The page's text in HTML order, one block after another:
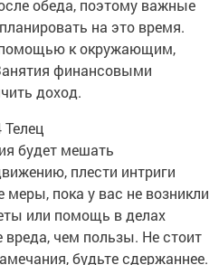
обеда, поэтому важные
на это время.
к окружающим,
финансовыми
доход.
будет мешать
плести интриги
пока у вас не возникли
или помощь в делах
чем пользы. Не стоит
будьте сдержаннее.